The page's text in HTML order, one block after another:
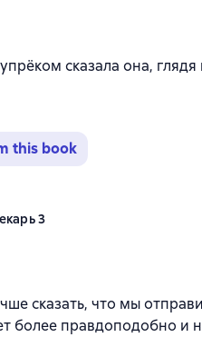
4,8 на основе 223 оценок
сказала она,
this book
3
4,8 на основе 236 оценок
сказать, что мы
более правдоподобно